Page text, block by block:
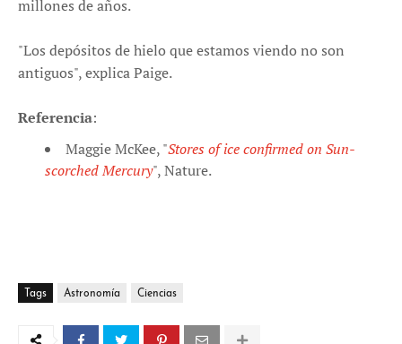
millones de años.
"Los depósitos de hielo que estamos viendo no son
antiguos", explica Paige.
Referencia:
Maggie McKee, "Stores of ice confirmed on Sun-
scorched Mercury", Nature.
Tags Astronomía Ciencias